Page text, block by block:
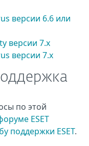
версии 6.6 или
версии 7.x
версии 7.x
по этой
ESET
поддержки ESET.